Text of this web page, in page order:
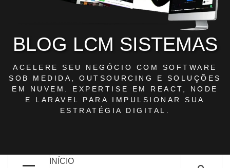
BLOG LCM SISTEMAS
ACELERE SEU NEGÓCIO COM SOFTWARE
SOB MEDIDA, OUTSOURCING E SOLUÇÕES
EM NUVEM. EXPERTISE EM REACT, NODE
E LARAVEL PARA IMPULSIONAR SUA
ESTRATÉGIA DIGITAL.
INÍCIO